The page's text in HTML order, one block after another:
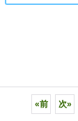
«前 次»